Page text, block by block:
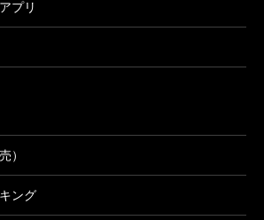
プリ
）
ング